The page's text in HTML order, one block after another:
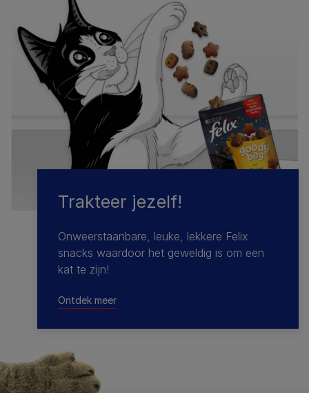
Trakteer jezelf!
Onweerstaanbare, leuke, lekkere Felix
snacks waardoor het geweldig is om een
kat te zijn!
Ontdek meer